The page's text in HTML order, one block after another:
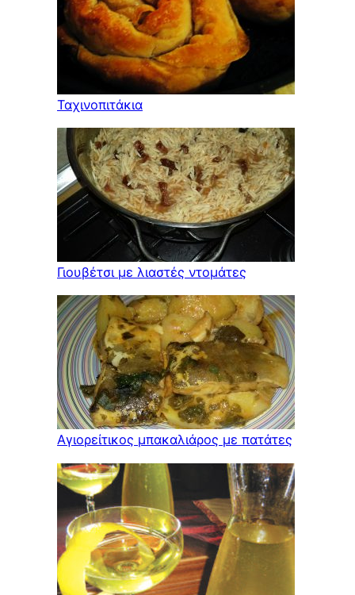
Ταχινοπιτάκια
Γιουβέτσι με λιαστές ντομάτες
Αγιορείτικος μπακαλιάρος με πατάτες